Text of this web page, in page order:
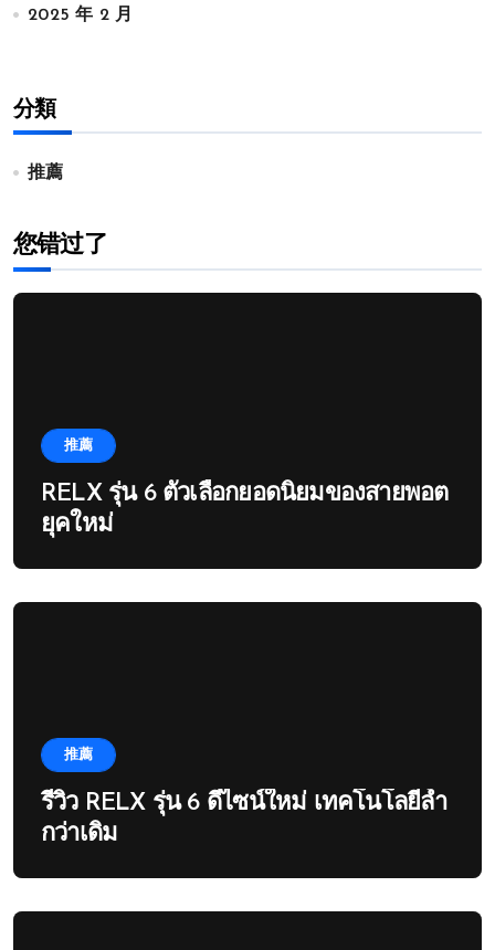
2025 年 2 月
分類
推薦
您错过了
推薦
RELX รุ่น 6 ตัวเลือกยอดนิยมของสายพอต
ยุคใหม่
推薦
รีวิว RELX รุ่น 6 ดีไซน์ใหม่ เทคโนโลยีล้ำ
กว่าเดิม